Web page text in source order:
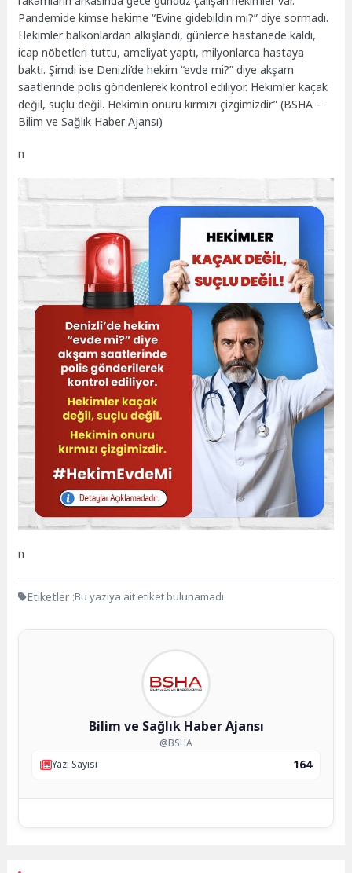
Pandemide kimse hekime “Evine gidebildin mi?” diye sormadı.
Hekimler balkonlardan alkışlandı, günlerce hastanede kaldı,
icap nöbetleri tuttu, ameliyat yaptı, milyonlarca hastaya
baktı. Şimdi ise Denizli’de hekim “evde mi?” diye akşam
saatlerinde polis gönderilerek kontrol ediliyor. Hekimler kaçak
değil, suçlu değil. Hekimin onuru kırmızı çizgimizdir” (BSHA –
Bilim ve Sağlık Haber Ajansı)
n
n
Etiketler :Bu yazıya ait etiket bulunamadı.
Bilim ve Sağlık Haber Ajansı
@BSHA
Yazı Sayısı
164